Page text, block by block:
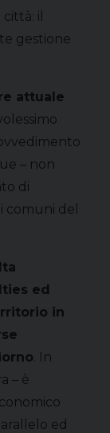
il
gestione
attuale
– non
di
comuni del
ed
in
. In
– è
ed